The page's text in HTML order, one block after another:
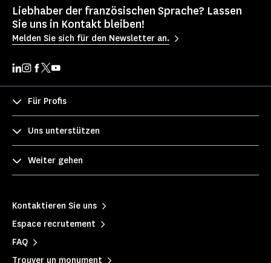
Liebhaber der französischen Sprache? Lassen
Sie uns in Kontakt bleiben!
Melden Sie sich für den Newsletter an.
Für Profis
Uns unterstützen
Weiter gehen
Kontaktieren Sie uns
Espace recrutement
FAQ
Trouver un monument